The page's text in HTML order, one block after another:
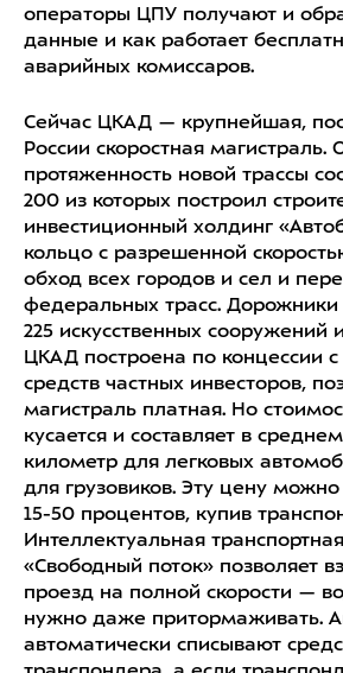
операторы ЦПУ получают и
данные и как работает
аварийных комиссаров.
Сейчас ЦКАД — крупнейшая,
России скоростная магистраль.
протяженность новой трассы
200 из которых построил
инвестиционный холдинг
кольцо с разрешенной
обход всех городов и сел и
федеральных трасс.
225 искусственных сооружений
ЦКАД построена по концессии
средств частных инвесторов,
магистраль платная. Но
кусается и составляет в
километр для легковых
для грузовиков. Эту цену
15-50 процентов, купив
Интеллектуальная
«Свободный поток» позволяет
проезд на полной скорости —
нужно даже притормаживать.
автоматически списывают